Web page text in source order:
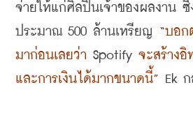
จ่ายให้แก่ศิลปินเจ้าของผลงาน
ประมาณ 500 ล้านเหรียญ “บอก
มาก่อนเลยว่า Spotify จะสร้าง
และการเงินได้มากขนาดนี้” Ek ก